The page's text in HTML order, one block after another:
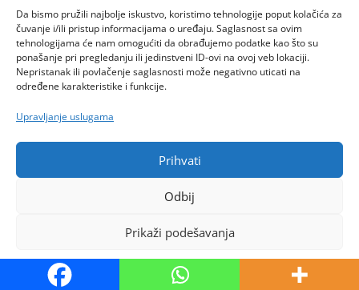
Da bismo pružili najbolje iskustvo, koristimo tehnologije poput kolačića za
čuvanje i/ili pristup informacijama o uređaju. Saglasnost sa ovim
tehnologijama će nam omogućiti da obrađujemo podatke kao što su
ponašanje pri pregledanju ili jedinstveni ID-ovi na ovoj veb lokaciji.
Nepristanak ili povlačenje saglasnosti može negativno uticati na
određene karakteristike i funkcije.
Upravljanje uslugama
Prihvati
Odbij
Prikaži podešavanja
Politika kolačića
admin 5. kolovoza 2026. 0
Muž je mesec dana nakon venčanja doveo drugu
ženu u kuću: Nije ni slutio da će zbog toga izgubiti